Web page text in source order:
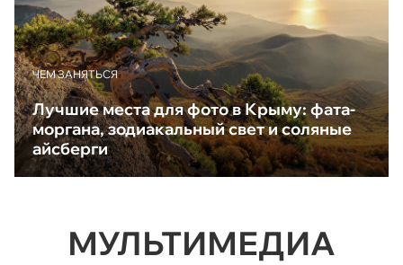
ЧЕМ ЗАНЯТЬСЯ
Лучшие места для фото в Крыму: фата-
моргана, зодиакальный свет и соляные
айсберги
МУЛЬТИМЕДИА